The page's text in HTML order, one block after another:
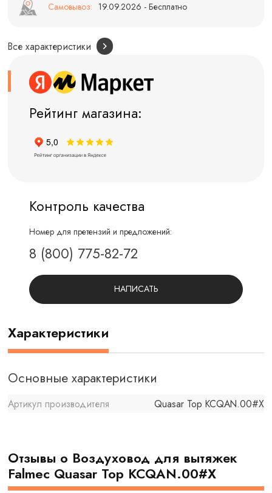
Самовывоз: 19.09.2026 - Бесплатно
Все характеристики
Рейтинг магазина:
Контроль качества
Номер для претензий и предложений:
8 (800) 775-82-72
НАПИСАТЬ
Характеристики
Основные характеристики
Артикул производителя Quasar Top KCQAN.00#X
Отзывы о Воздуховод для вытяжек
Falmec Quasar Top KCQAN.00#X